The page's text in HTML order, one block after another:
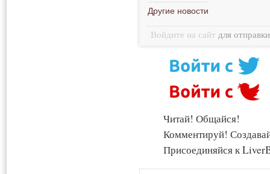
Другие новости
Войдите на сайт для
Читай! Общайся!
Комментируй!
Присоединяйся к